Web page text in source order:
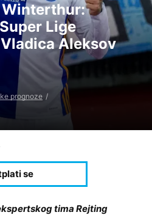
Winterthur:
Lige
Aleksov
prognoze
tima Rejting